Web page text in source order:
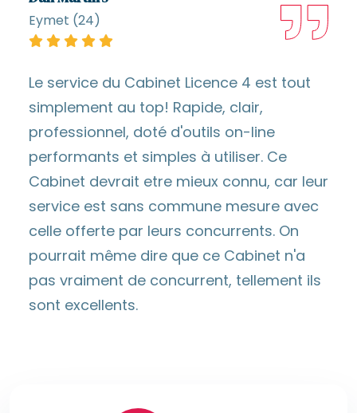
Eymet (24)
Le service du Cabinet Licence 4 est tout
simplement au top! Rapide, clair,
professionnel, doté d'outils on-line
performants et simples à utiliser. Ce
Cabinet devrait etre mieux connu, car leur
service est sans commune mesure avec
celle offerte par leurs concurrents. On
pourrait même dire que ce Cabinet n'a
pas vraiment de concurrent, tellement ils
sont excellents.